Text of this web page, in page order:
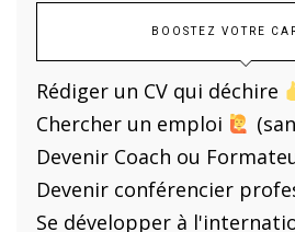
BOOSTEZ VOTRE
Rédiger un CV qui déchire
Chercher un emploi
Devenir Coach ou
Devenir conférencier
Se développer à